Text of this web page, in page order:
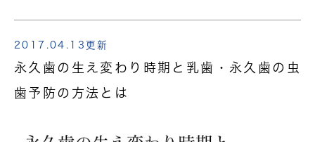
2017.04.13更新
永久歯の生え変わり時期と乳歯・永久歯の虫
歯予防の方法とは